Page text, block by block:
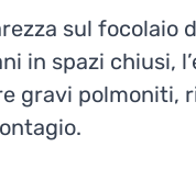
sul focolaio
in spazi chiusi,
gravi polmoniti,